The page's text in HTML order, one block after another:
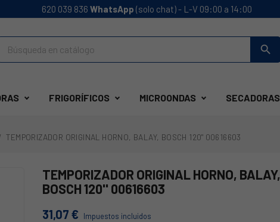
620 039 836 WhatsApp (solo chat) - L-V 09:00 a 14:00
search
FRIGORÍFICOS MICROONDAS SECADORAS
TEMPORIZADOR ORIGINAL HORNO, BALAY, BOSCH 120'' 00616603
TEMPORIZADOR ORIGINAL HORNO, BALAY,
BOSCH 120'' 00616603
31,07 € Impuestos incluidos